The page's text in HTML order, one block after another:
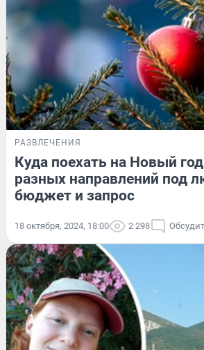
РАЗВЛЕЧЕНИЯ
Куда поехать на Новый
разных направлений под
бюджет и запрос
18 октября, 2024, 18:00 2 298